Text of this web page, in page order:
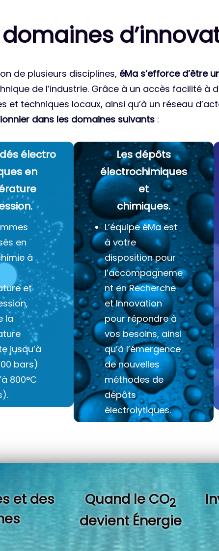
de plusieurs disciplines, éMa s’efforce d’être
de l’industrie. Grâce à un accès facilité à
et techniques locaux, ainsi qu’à un réseau
dans les domaines suivants :
électro
en
en
à
et
la
jusqu’à
bars)
800°C
Les dépôts
électrochimiques
et
chimiques.
L’équipe éMa est
à votre
disposition pour
l’accompagneme
nt en Recherche
et Innovation
pour répondre à
vos besoins, ainsi
qu’à l’émergence
de nouvelles
méthodes de
dépôts
électrolytiques.
et des
Quand le CO2
devient Énergie